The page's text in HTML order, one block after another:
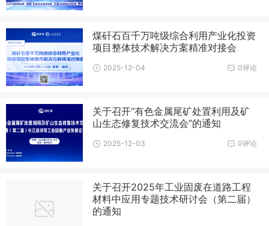
煤矸石百千万吨级综合利用产业化投资
项目整体技术解决方案精准对接会
0评论
2025-12-04
关于召开“有色金属尾矿处置利用及矿
山生态修复技术交流会”的通知
0评论
2025-12-03
关于召开2025年工业固废在道路工程
材料中应用专题技术研讨会（第二届）
的通知